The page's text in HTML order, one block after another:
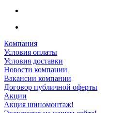
Компания
Условия оплаты
Условия доставки
Новости компании
Вакансии компании
Договор публичной оферты
Акции
Акция шиномонтаж!